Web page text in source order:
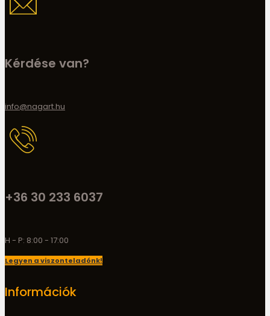
Kérdése van?
info@nagart.hu
+36 30 233 6037
H - P: 8:00 - 17:00
Legyen a viszonteladónk!
Információk